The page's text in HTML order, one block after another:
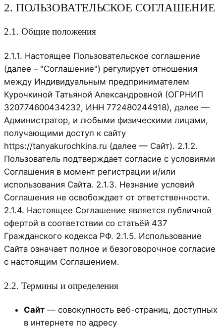
2. ПОЛЬЗОВАТЕЛЬСКОЕ СОГЛАШЕНИЕ
2.1. Общие положения
2.1.1. Настоящее Пользовательское соглашение
(далее – "Соглашение") регулирует отношения
между Индивидуальным предпринимателем
Курочкиной Татьяной Александровной (ОГРНИП
320774600434232, ИНН 772480244918), далее —
Администратор, и любыми физическими лицами,
получающими доступ к сайту
https://tanyakurochkina.ru (далее — Сайт). 2.1.2.
Пользователь подтверждает согласие с условиями
Соглашения в момент регистрации и/или
использования Сайта. 2.1.3. Незнание условий
Соглашения не освобождает от ответственности.
2.1.4. Настоящее Соглашение является публичной
офертой в соответствии со статьёй 437
Гражданского кодекса РФ. 2.1.5. Использование
Сайта означает полное и безоговорочное согласие
с настоящим Соглашением.
2.2. Термины и определения
Сайт — совокупность веб-страниц, доступных
в интернете по адресу